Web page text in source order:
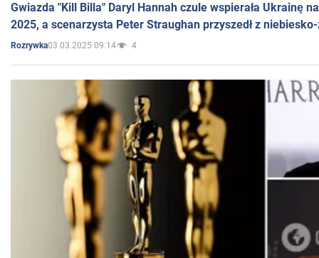
Gwiazda "Kill Billa" Daryl Hannah czule wspierała Ukrainę
2025, a scenarzysta Peter Straughan przyszedł z
Rozrywka03.03.2025 09:14 4